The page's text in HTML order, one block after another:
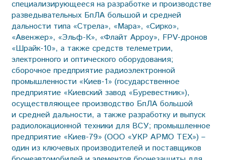
специализирующееся на разработке и производстве
разведывательных БпЛА большой и средней
дальности типа «Стрела», «Мара», «Сирко»,
«Авенжер», «Эльф-К», «Флайт Арроу», FPV-дронов
«Шрайк-10», а также средств телеметрии,
электронного и оптического оборудования;
сборочное предприятие радиоэлектронной
промышленности «Киев-1» (государственное
предприятие «Киевский завод «Буревестник»),
осуществляющее производство БпЛА большой
и средней дальности, а также разработку и выпуск
радиолокационной техники для ВСУ; промышленное
предприятие «Киев-79» (ООО «УКР АРМО ТЕХ») –
один из ключевых производителей и поставщиков